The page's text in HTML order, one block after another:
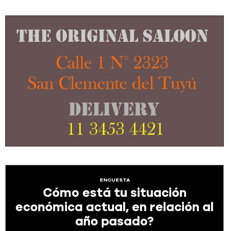
ENCUESTA
Cómo está tu situación
económica actual, en relación al
año pasado?